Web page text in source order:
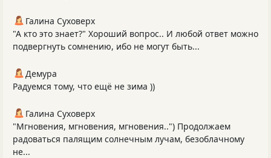
Галина Суховерх
"А кто это знает?" Хороший вопрос.. И любой ответ можно
подвергнуть сомнению, ибо не могут быть...
Демура
Радуемся тому, что ещё не зима ))
Галина Суховерх
"Мгновения, мгновения, мгновения..") Продолжаем
радоваться палящим солнечным лучам, безоблачному
не...